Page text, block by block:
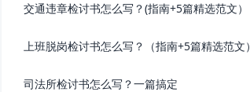
交通违章检讨书怎么写？(指南+5篇精选范文）
上班脱岗检讨书怎么写？（指南+5篇精选范文）
司法所检讨书怎么写？一篇搞定